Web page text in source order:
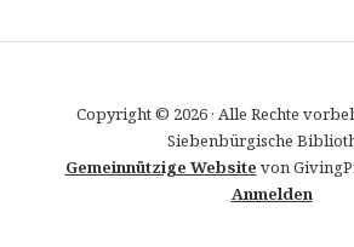
Copyright © 2026 · Alle Rechte
Siebenbürgische
Gemeinnützige Website von
Anmelden